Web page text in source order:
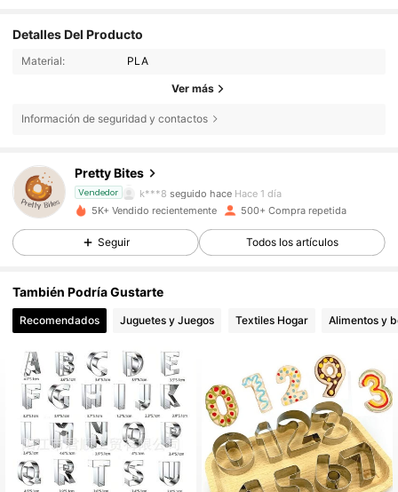
Detalles Del Producto
Material: PLA
Ver más
Información de seguridad y contactos
Pretty Bites
Vendedor k***8 seguido hace Hace 1 día
4,88 428 Seguidores
4,88 428 Seguidores
5K+ Vendido recientemente 500+ Compra repetida
Seguir Todos los artículos
También Podría Gustarte
Recomendados Juguetes y Juegos Textiles Hogar Alimentos y